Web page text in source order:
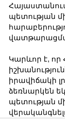
պետության
Կարևոր է,
իրավիճակի
ձեռնարկեն
պետության